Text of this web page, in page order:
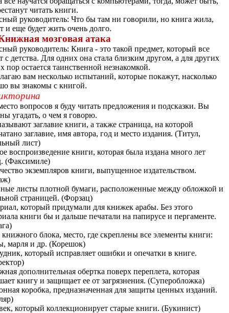
читать книги.
руководитель: Что бы там ни говорили, но книга жила,
и еще будет жить очень долго.
мозговая атака
руководитель: Книга - это такой предмет, который все
с детства. Для одних она стала близким другом, а для других
пор остается таинственной незнакомкой.
вам несколько испытаний, которые покажут, насколько
вы знакомы с книгой.
вопросов я буду читать предложения и подсказки. Вы
угадать, о чем я говорю.
заглавие книги, а также страница, на которой
заглавие, имя автора, год и место издания. (Титул,
лист)
воспроизведение книги, которая была издана много лет
(Факсимиле)
экземпляров книги, выпущенное издательством.
листы плотной бумаги, расположенные между обложкой и
страницей. (Форзац)
который придумали для книжек арабы. Без этого
книги бы и дальше печатали на папирусе и пергаменте.
блока, место, где скреплены все элементы книги:
марля и др. (Корешок)
который исправляет ошибки и опечатки в книге.
дополнительная обертка поверх переплета, которая
книгу и защищает ее от загрязнения. (Суперобложка)
коробка, предназначенная для защиты ценных изданий.
который коллекционирует старые книги. (Букинист)